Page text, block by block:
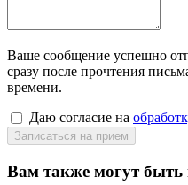
Ваше сообщение успешно
сразу после прочтения
времени.
Даю согласие на
Вам также могут быть